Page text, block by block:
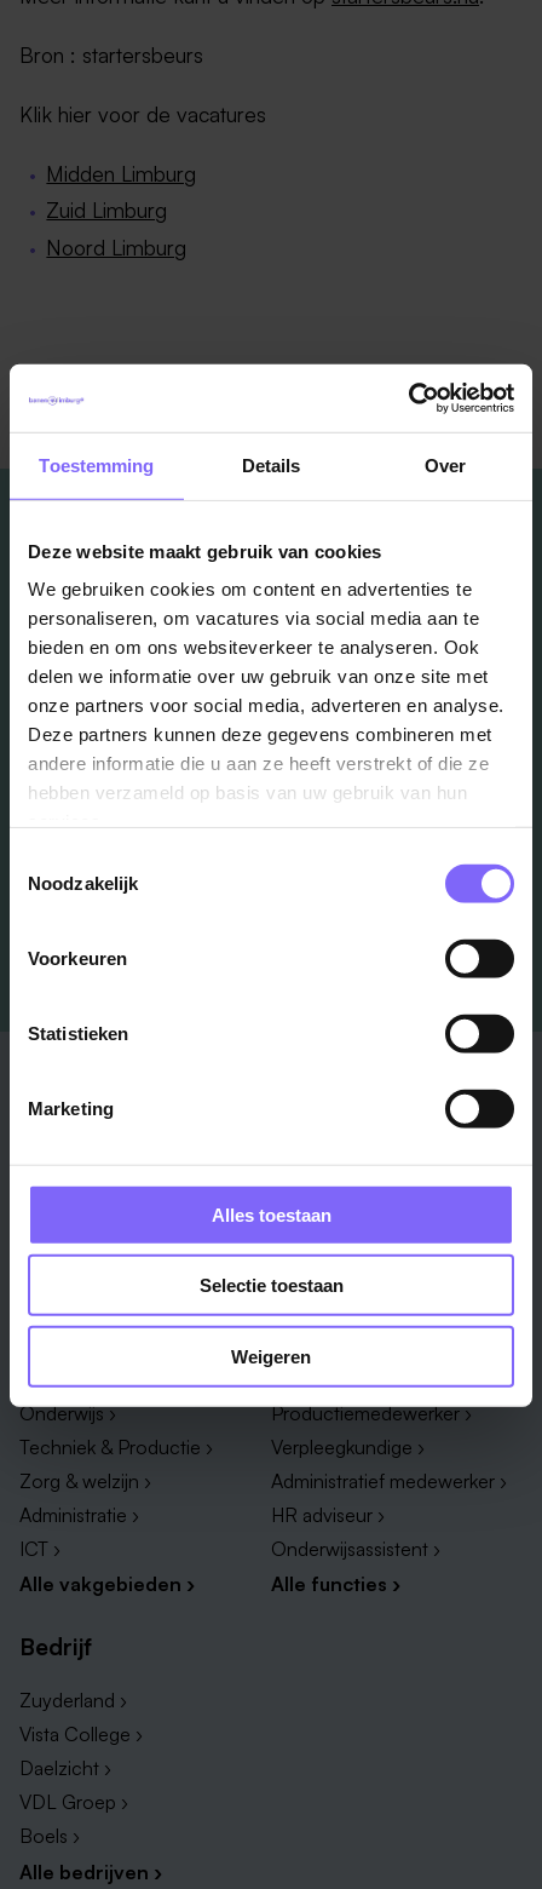
Toestemming Details Over
Deze website maakt gebruik van cookies
We gebruiken cookies om content en advertenties te
personaliseren, om vacatures via social media aan te
bieden en om ons websiteverkeer te analyseren. Ook
delen we informatie over uw gebruik van onze site met
onze partners voor social media, adverteren en analyse.
Deze partners kunnen deze gegevens combineren met
andere informatie die u aan ze heeft verstrekt of die ze
hebben verzameld op basis van uw gebruik van hun
Noodzakelijk
Voorkeuren
Statistieken
Marketing
Alles toestaan
Selectie toestaan
Weigeren
Bron : startersbeurs
Klik hier voor de vacatures
Midden Limburg
Zuid Limburg
Noord Limburg
Vacatures
in je mailbox?
Schrijf je in en we houden je op de hoogte
Maastricht ›
Heerlen ›
Weert ›
Noord-Limburg ›
Alle regio's ›
Onderwijs ›
Techniek & Productie ›
Zorg & welzijn ›
Administratie ›
ICT ›
Alle vakgebieden ›
Functie
Productiemedewerker ›
Verpleegkundige ›
Administratief medewerker ›
HR adviseur ›
Onderwijsassistent ›
Alle functies ›
Bedrijf
Zuyderland ›
Vista College ›
Daelzicht ›
VDL Groep ›
Boels ›
Alle bedrijven ›